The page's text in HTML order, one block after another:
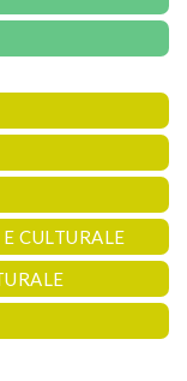
CULTURALE